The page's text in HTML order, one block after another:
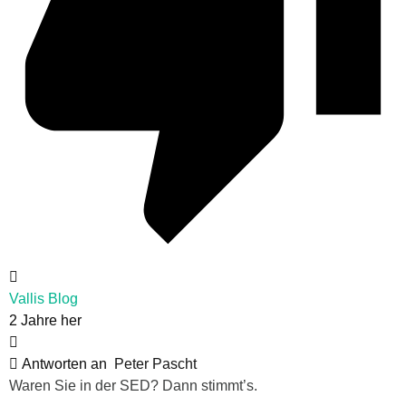
Vallis Blog
2 Jahre her
Antworten an
Peter Pascht
Waren Sie in der SED? Dann stimmt’s.